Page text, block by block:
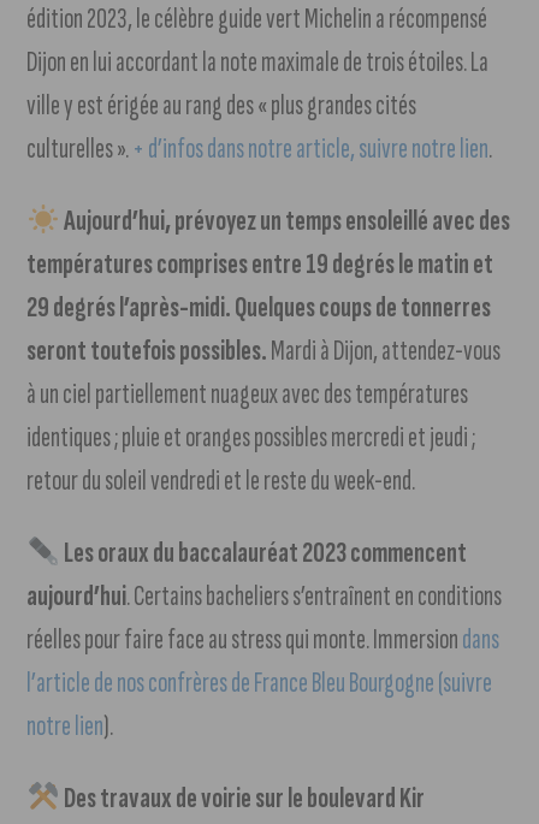
édition 2023, le célèbre guide vert Michelin a récompensé
Dijon en lui accordant la note maximale de trois étoiles. La
ville y est érigée au rang des « plus grandes cités
culturelles ».+ d’infos dans notre article, suivre notre lien.
Aujourd’hui, prévoyez un temps ensoleillé avec des
températures comprises entre 19 degrés le matin et
29 degrés l’après-midi. Quelques coups de tonnerres
seront toutefois possibles.Mardi à Dijon, attendez-vous
à un ciel partiellement nuageux avec des températures
identiques ; pluie et oranges possibles mercredi et jeudi ;
retour du soleil vendredi et le reste du week-end.
Les oraux du baccalauréat 2023 commencent
aujourd’hui. Certains bacheliers s’entraînent en conditions
réelles pour faire face au stress qui monte. Immersiondans
l’article de nos confrères de France Bleu Bourgogne (suivre
notre lien).
Des travaux de voirie sur le boulevard Kir